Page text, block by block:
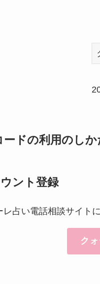
ードの利用のしか
ント登録
レ占い電話相談サイト
ク